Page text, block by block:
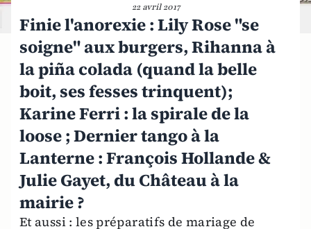
22 avril 2017
Finie l'anorexie : Lily Rose "se
soigne" aux burgers, Rihanna à
la piña colada (quand la belle
boit, ses fesses trinquent);
Karine Ferri : la spirale de la
loose ; Dernier tango à la
Lanterne : François Hollande &
Julie Gayet, du Château à la
mairie ?
Et aussi : les préparatifs de mariage de